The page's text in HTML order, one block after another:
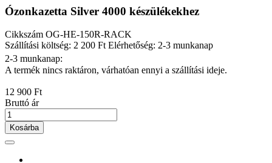
Ózonkazetta Silver 4000 készülékekhez
Cikkszám OG-HE-150R-RACK
Szállítási költség: 2 200 FtElérhetőség: 2-3 munkanap
2-3 munkanap:
A termék nincs raktáron, várhatóan ennyi a szállítási ideje.
12 900 Ft
Bruttó ár
Kosárba